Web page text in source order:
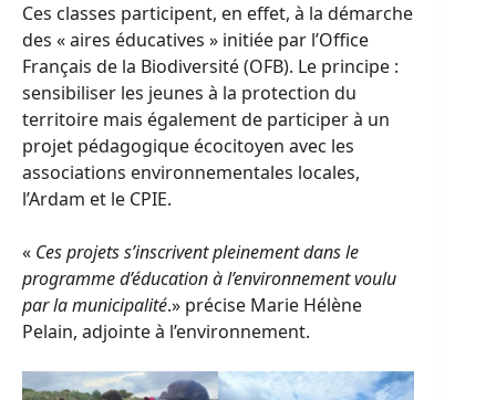
Ces classes participent, en effet, à la démarche
des « aires éducatives » initiée par l’Office
Français de la Biodiversité (OFB). Le principe :
sensibiliser les jeunes à la protection du
territoire mais également de participer à un
projet pédagogique écocitoyen avec les
associations environnementales locales,
l’Ardam et le CPIE.
« Ces projets s’inscrivent pleinement dans le
programme d’éducation à l’environnement voulu
par la municipalité.» précise Marie Hélène
Pelain, adjointe à l’environnement.